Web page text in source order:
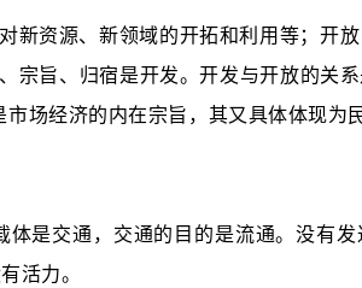
资源、新领域的开拓和利用等；开
旨、归宿是开发。开发与开放的关
市场经济的内在宗旨，其又具体体现为
是交通，交通的目的是流通。没有
活力。